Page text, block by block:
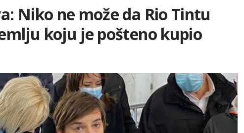
Niko ne može da Rio Tintu
koju je pošteno kupio